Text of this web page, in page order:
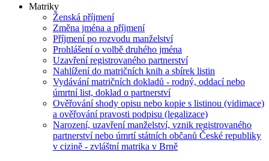
Matriky
Ženská příjmení
Změna jména a příjmení
Příjmení po rozvodu manželství
Prohlášení o volbě druhého jména
Uzavření registrovaného partnerství
Nahlížení do matričních knih a sbírek listin
Vydávání matričních dokladů - rodný, oddací nebo
úmrtní list, doklad o partnerství
Ověřování shody opisu nebo kopie s listinou (vidimace)
a ověřování pravosti podpisu (legalizace)
Narození, uzavření manželství, vznik registrovaného
partnerství nebo úmrtí státních občanů České republiky
v cizině - zvláštní matrika v Brně